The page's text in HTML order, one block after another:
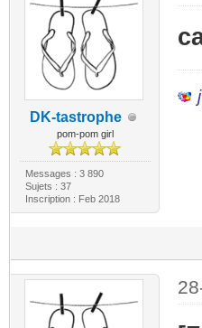
DK-tastrophe
pom-pom girl
Messages : 3 890
Sujets : 37
Inscription : Feb 2018